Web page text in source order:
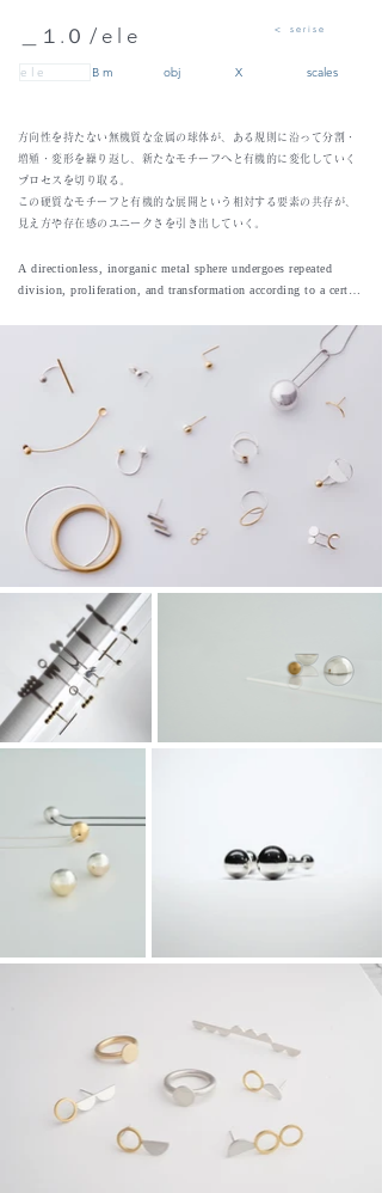
＿１.０ / e l e < s e r i s e
e l e B m obj X scales
方向性を持たない無機質な金属の球体が、ある規則に沿って分割・
増殖・変形を繰り返し、新たなモチーフへと有機的に変化していく
プロセスを切り取る。
この硬質なモチーフと有機的な展開という相対する要素の共存が、
見え方や存在感のユニークさを引き出していく。
A directionless, inorganic metal sphere undergoes repeated
division, proliferation, and transformation according to a certain
The coexistence of this rigid motif with its organic unfolding
draws out a unique sense of presence and perception.